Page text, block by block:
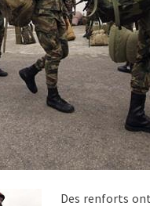
Des renforts